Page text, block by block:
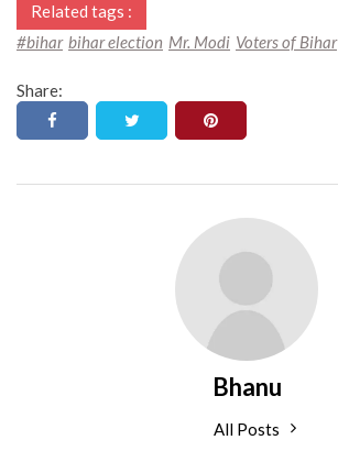
Related tags :
#bihar bihar election Mr. Modi Voters of Bihar
Share:
Bhanu
All Posts